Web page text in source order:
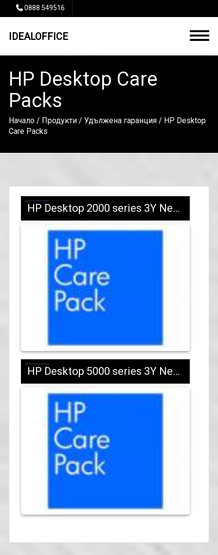
0888 549516
IDEALOFFICE
HP Desktop Care
Packs
Начало/ Продукти/ Удължена гаранция/ HP Desktop
Care Packs
HP Desktop 2000 series 3Y Next Day Onsite Response/HW Support/UE321E/88 лв с ДДС
HP Desktop 5000 series 3Y Next Day Onsite Response/HW Support/UE379E/45 лв с ДДС